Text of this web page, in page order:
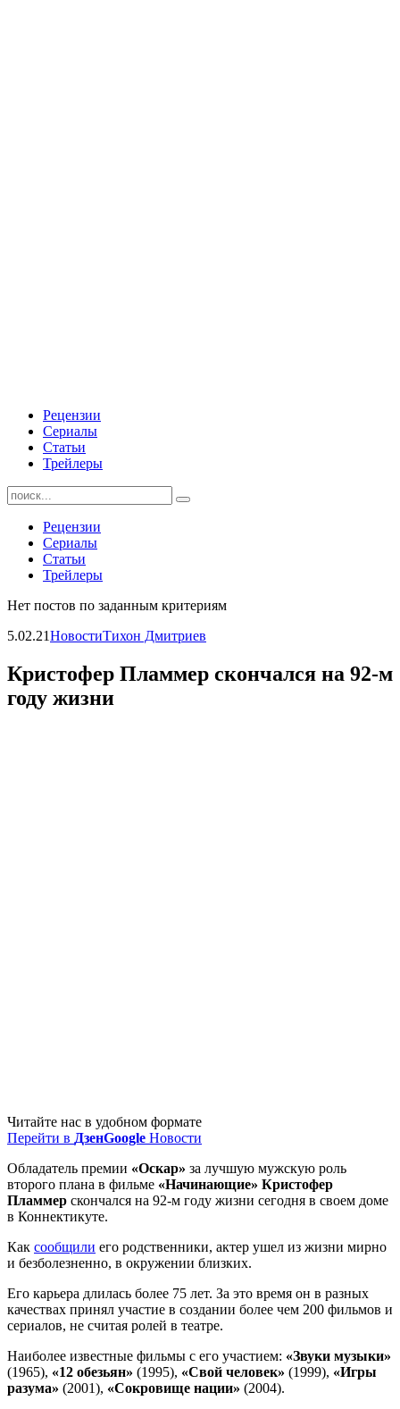
Рецензии
Сериалы
Статьи
Трейлеры
Найти:
Рецензии
Сериалы
Статьи
Трейлеры
Нет постов по заданным критериям
5.02.21НовостиТихон Дмитриев
Кристофер Пламмер скончался на 92-м
году жизни
Читайте нас в удобном формате
Перейти в ДзенGoogle Новости
Обладатель премии «Оскар» за лучшую мужскую роль
второго плана в фильме «Начинающие» Кристофер
Пламмер скончался на 92-м году жизни сегодня в своем доме
в Коннектикуте.
Как сообщили его родственники, актер ушел из жизни мирно
и безболезненно, в окружении близких.
Его карьера длилась более 75 лет. За это время он в разных
качествах принял участие в создании более чем 200 фильмов и
сериалов, не считая ролей в театре.
Наиболее известные фильмы с его участием: «Звуки музыки»
(1965), «12 обезьян» (1995), «Свой человек» (1999), «Игры
разума» (2001), «Сокровище нации» (2004).